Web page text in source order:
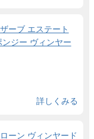
ーブ エステート
ジー ヴィンヤー
詳しくみる
ーン ヴィンヤード